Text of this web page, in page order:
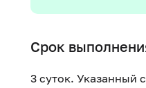
Срок
3 суток. Указанный